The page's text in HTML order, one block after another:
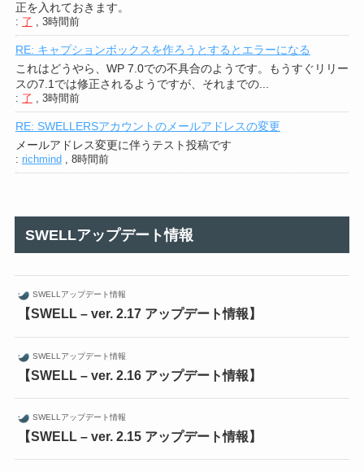
正を入れておきます。
: 了 , 3時間前
RE: キャプションボックスを作ろうとするとエラーになる
これはどうやら、WP 7.0での不具合のようです。もうすぐリリー
スの7.1では修正されるようですが、それまでの...
: 了 , 3時間前
RE: SWELLERSアカウントのメールアドレスの変更
メールアドレス変更に伴うテスト投稿です
: richmind , 8時間前
SWELLアップデート情報
SWELLアップデート情報
【SWELL – ver. 2.17 アップデート情報】
SWELLアップデート情報
【SWELL – ver. 2.16 アップデート情報】
SWELLアップデート情報
【SWELL – ver. 2.15 アップデート情報】